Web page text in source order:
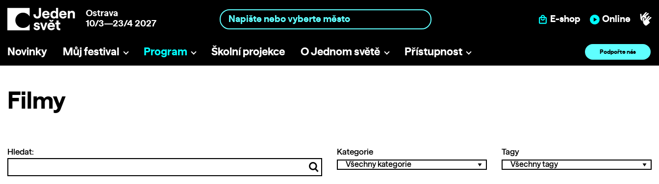
Ostrava
10/3—23/4 2027
E-shop Online
Novinky Můj festival Program Školní projekce O Jednom světě Přístupnost Podpořte nás
Filmy
Hledat: Kategorie Tagy